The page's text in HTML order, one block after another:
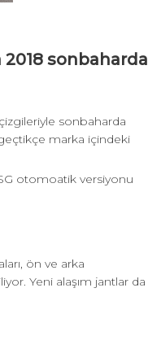
sonbaharda
sonbaharda
geçtikçe marka içindeki
otomoatik versiyonu
ön ve arka
Yeni alaşım jantlar da